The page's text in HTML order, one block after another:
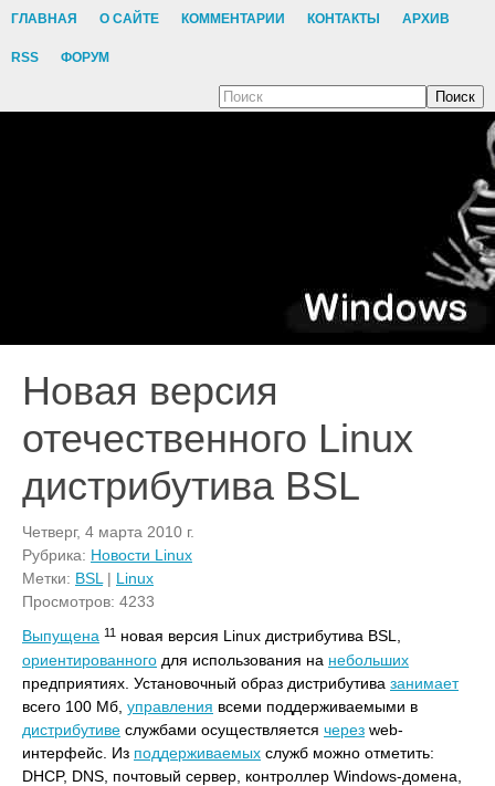
ГЛАВНАЯ О САЙТЕ КОММЕНТАРИИ КОНТАКТЫ АРХИВ
RSS ФОРУМ
Поиск
Новая версия
отечественного Linux
дистрибутива BSL
Четверг, 4 марта 2010 г.
Рубрика: Новости Linux
Метки: BSL | Linux
Просмотров: 4233
Выпущена 11 новая версия Linux дистрибутива BSL,
ориентированного для использования на небольших
предприятиях. Установочный образ дистрибутива занимает
всего 100 Мб, управления всеми поддерживаемыми в
дистрибутиве службами осуществляется через web-
интерфейс. Из поддерживаемых служб можно отметить:
DHCP, DNS, почтовый сервер, контроллер Windows-домена,